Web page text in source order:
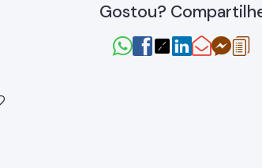
Gostou?